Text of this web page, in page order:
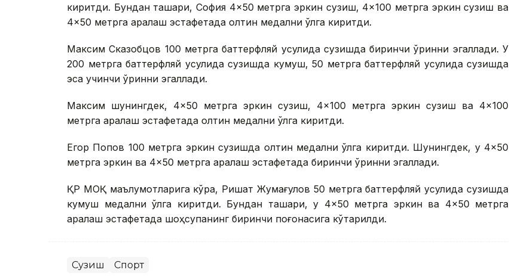
киритди. Бундан ташқари, София 4×50 метрга эркин сузиш, 4×100 метрга эркин сузиш ва
4×50 метрга аралаш эстафетада олтин медални қўлга киритди.
Максим Сказобцов 100 метрга баттерфляй усулида сузишда биринчи ўринни эгаллади. У
200 метрга баттерфляй усулида сузишда кумуш, 50 метрга баттерфляй усулида сузишда
эса учинчи ўринни эгаллади.
Максим шунингдек, 4×50 метрга эркин сузиш, 4×100 метрга эркин сузиш ва 4×100
метрга аралаш эстафетада олтин медални қўлга киритди.
Егор Попов 100 метрга эркин сузишда олтин медални қўлга киритди. Шунингдек, у 4×50
метрга эркин ва 4×50 метрга аралаш эстафетада биринчи ўринни эгаллади.
ҚР МОҚ маълумотларига кўра, Ришат Жумағулов 50 метрга баттерфляй усулида сузишда
кумуш медални қўлга киритди. Бундан ташқари, у 4×50 метрга эркин ва 4×50 метрга
аралаш эстафетада шоҳсупанинг биринчи поғонасига кўтарилди.
Сузиш Спорт